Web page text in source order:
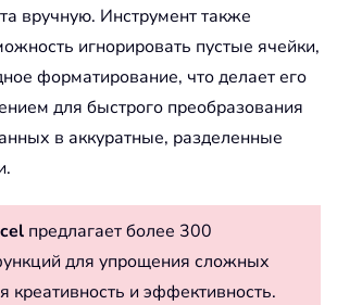
вручную. Инструмент также
игнорировать пустые ячейки,
форматирование, что делает его
для быстрого преобразования
в аккуратные, разделенные
предлагает более 300
для упрощения сложных
креативность и эффективность.